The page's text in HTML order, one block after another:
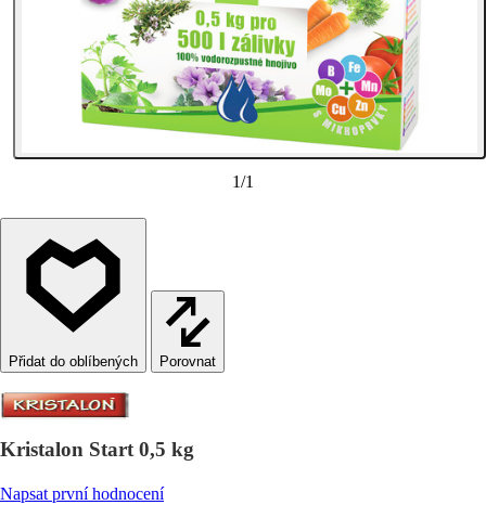
1/1
Porovnat
Kristalon Start 0,5 kg
Napsat první hodnocení